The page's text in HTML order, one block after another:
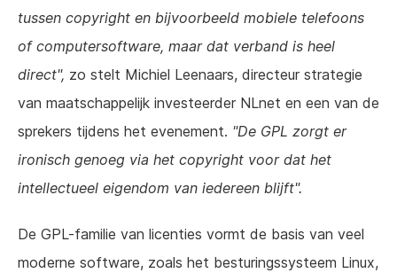
tussen copyright en bijvoorbeeld mobiele telefoons
of computersoftware, maar dat verband is heel
direct", zo stelt Michiel Leenaars, directeur strategie
van maatschappelijk investeerder NLnet en een van de
sprekers tijdens het evenement. "De GPL zorgt er
ironisch genoeg via het copyright voor dat het
intellectueel eigendom van iedereen blijft".
De GPL-familie van licenties vormt de basis van veel
moderne software, zoals het besturingssysteem Linux,